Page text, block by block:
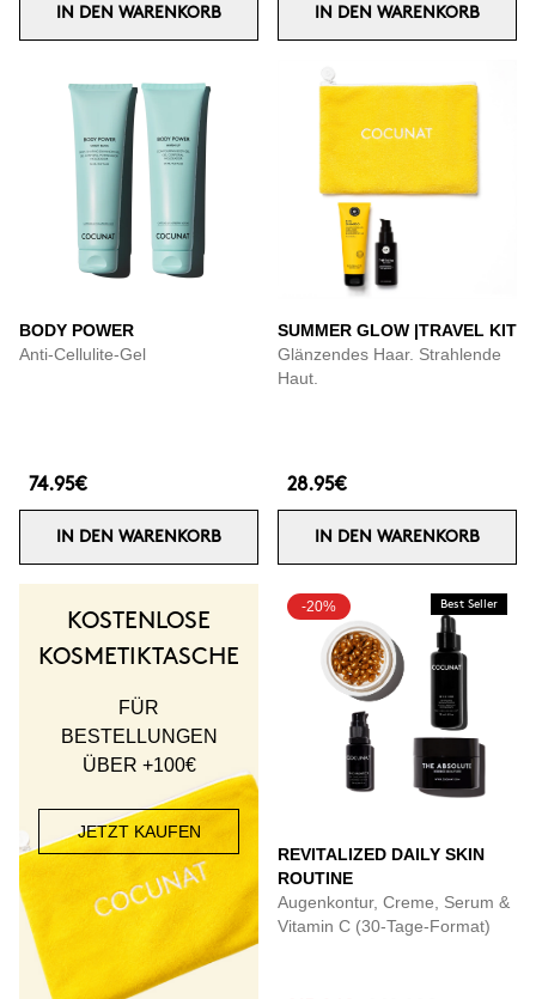
IN DEN WARENKORB IN DEN WARENKORB
BODY POWER
Anti-Cellulite-Gel
74.95€
IN DEN WARENKORB
SUMMER GLOW |TRAVEL KIT
Glänzendes Haar. Strahlende
Haut.
28.95€
IN DEN WARENKORB
KOSTENLOSE
KOSMETIKTASCHE
FÜR
BESTELLUNGEN
ÜBER +100€
JETZT KAUFEN
-20% Best Seller
REVITALIZED DAILY SKIN
ROUTINE
Augenkontur, Creme, Serum &
Vitamin C (30-Tage-Format)